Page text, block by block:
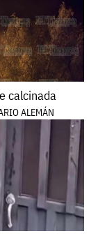
calcinada
ALEMÁN